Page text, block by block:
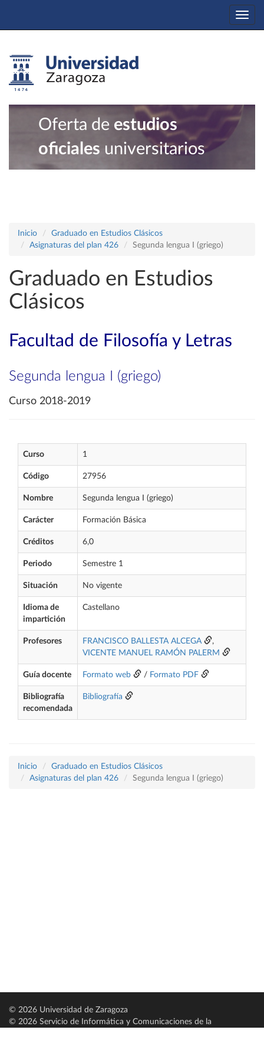
Oferta de estudios
oficiales universitarios
Inicio
Graduado en Estudios Clásicos
Asignaturas del plan 426
Segunda lengua I (griego)
Graduado en Estudios
Clásicos
Facultad de Filosofía y Letras
Segunda lengua I (griego)
Curso 2018-2019
Curso 1
Código 27956
Nombre Segunda lengua I (griego)
Carácter Formación Básica
Créditos 6,0
Periodo Semestre 1
Situación No vigente
Idioma de
impartición
Castellano
Profesores FRANCISCO BALLESTA ALCEGA
,
VICENTE MANUEL RAMÓN PALERM
Guía docente Formato web / Formato PDF
Bibliografía
recomendada
Bibliografía
Inicio
Graduado en Estudios Clásicos
Asignaturas del plan 426
Segunda lengua I (griego)
© 2026 Universidad de Zaragoza
© 2026 Servicio de Informática y Comunicaciones de la